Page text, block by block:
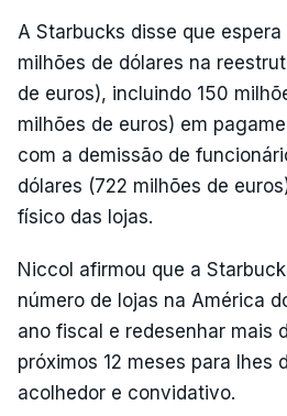
A Starbucks disse que
milhões de dólares na
de euros), incluindo 150
milhões de euros) em
com a demissão de
dólares (722 milhões de
físico das lojas.
Niccol afirmou que a
número de lojas na América
ano fiscal e redesenhar mais
próximos 12 meses para lhes
acolhedor e convidativo.